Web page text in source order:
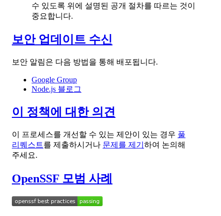
수 있도록 위에 설명된 공개 절차를 따르는 것이
중요합니다.
보안 업데이트 수신
보안 알림은 다음 방법을 통해 배포됩니다.
Google Group
Node.js 블로그
이 정책에 대한 의견
이 프로세스를 개선할 수 있는 제안이 있는 경우 풀
리퀘스트를 제출하시거나 문제를 제기 하여 논의해
주세요.
OpenSSF 모범 사례